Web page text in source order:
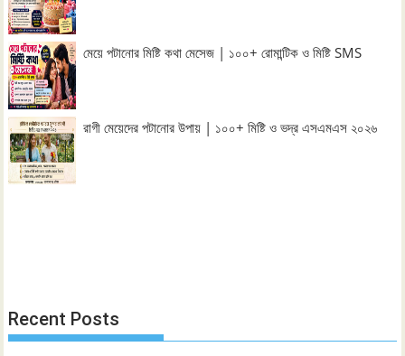
মেয়ে পটানোর মিষ্টি কথা মেসেজ | ১০০+ রোমান্টিক ও মিষ্টি SMS
রাগী মেয়েদের পটানোর উপায় | ১০০+ মিষ্টি ও ভদ্র এসএমএস ২০২৬
Recent Posts